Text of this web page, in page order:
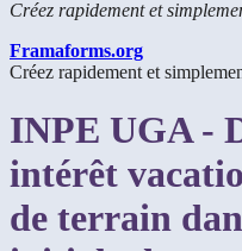
Créez rapidement et
Framaforms.org
Créez rapidement et
INPE UGA -
intérêt
de terrain